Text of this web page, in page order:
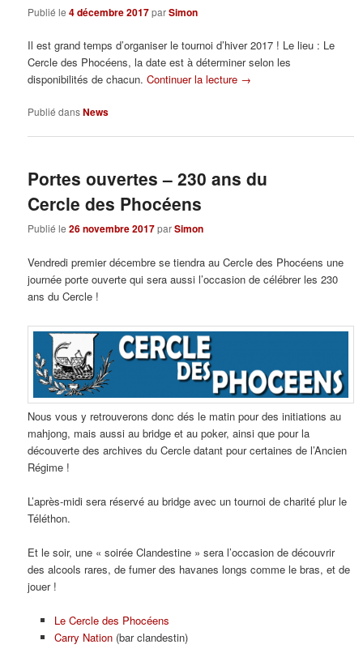
Publié le4 décembre 2017parSimon
Il est grand temps d’organiser le tournoi d’hiver 2017 ! Le lieu : Le
Cercle des Phocéens, la date est à déterminer selon les
disponibilités de chacun.Continuer la lecture →
Publié dansNews
Portes ouvertes – 230 ans du
Cercle des Phocéens
Publié le26 novembre 2017parSimon
Vendredi premier décembre se tiendra au Cercle des Phocéens une
journée porte ouverte qui sera aussi l’occasion de célébrer les 230
ans du Cercle !
Nous vous y retrouverons donc dés le matin pour des initiations au
mahjong, mais aussi au bridge et au poker, ainsi que pour la
découverte des archives du Cercle datant pour certaines de l’Ancien
Régime !
L’après-midi sera réservé au bridge avec un tournoi de charité plur le
Téléthon.
Et le soir, une « soirée Clandestine » sera l’occasion de découvrir
des alcools rares, de fumer des havanes longs comme le bras, et de
jouer !
Le Cercle des Phocéens
Carry Nation(bar clandestin)